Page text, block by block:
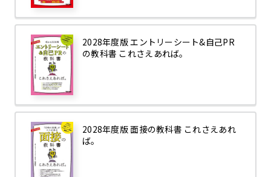
2028年度版 エントリーシート&自己PR
の教科書 これさえあれば。
2028年度版 面接の教科書 これさえあれ
ば。